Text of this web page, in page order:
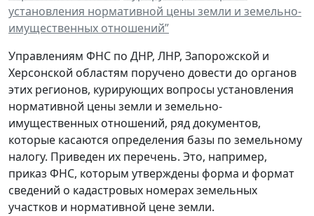
установления нормативной цены земли и земельно-
имущественных отношений”
Управлениям ФНС по ДНР, ЛНР, Запорожской и
Херсонской областям поручено довести до органов
этих регионов, курирующих вопросы установления
нормативной цены земли и земельно-
имущественных отношений, ряд документов,
которые касаются определения базы по земельному
налогу. Приведен их перечень. Это, например,
приказ ФНС, которым утверждены форма и формат
сведений о кадастровых номерах земельных
участков и нормативной цене земли.